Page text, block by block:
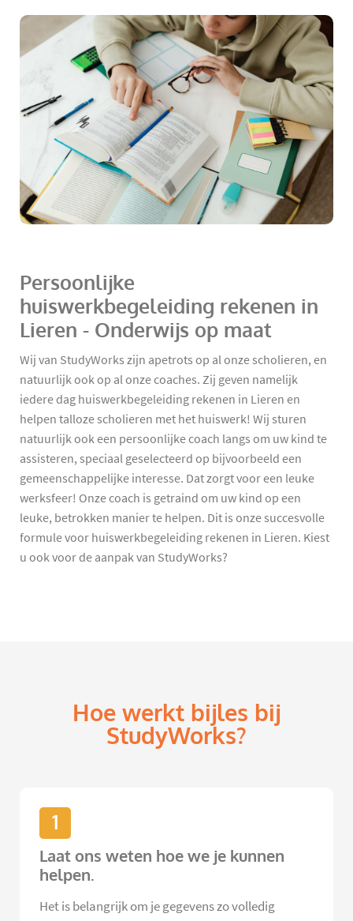
Persoonlijke
huiswerkbegeleiding rekenen in
Lieren - Onderwijs op maat
Wij van StudyWorks zijn apetrots op al onze scholieren, en
natuurlijk ook op al onze coaches. Zij geven namelijk
iedere dag huiswerkbegeleiding rekenen in Lieren en
helpen talloze scholieren met het huiswerk! Wij sturen
natuurlijk ook een persoonlijke coach langs om uw kind te
assisteren, speciaal geselecteerd op bijvoorbeeld een
gemeenschappelijke interesse. Dat zorgt voor een leuke
werksfeer! Onze coach is getraind om uw kind op een
leuke, betrokken manier te helpen. Dit is onze succesvolle
formule voor huiswerkbegeleiding rekenen in Lieren. Kiest
u ook voor de aanpak van StudyWorks?
Hoe werkt bijles bij
StudyWorks?
1
Laat ons weten hoe we je kunnen
helpen.
Het is belangrijk om je gegevens zo volledig